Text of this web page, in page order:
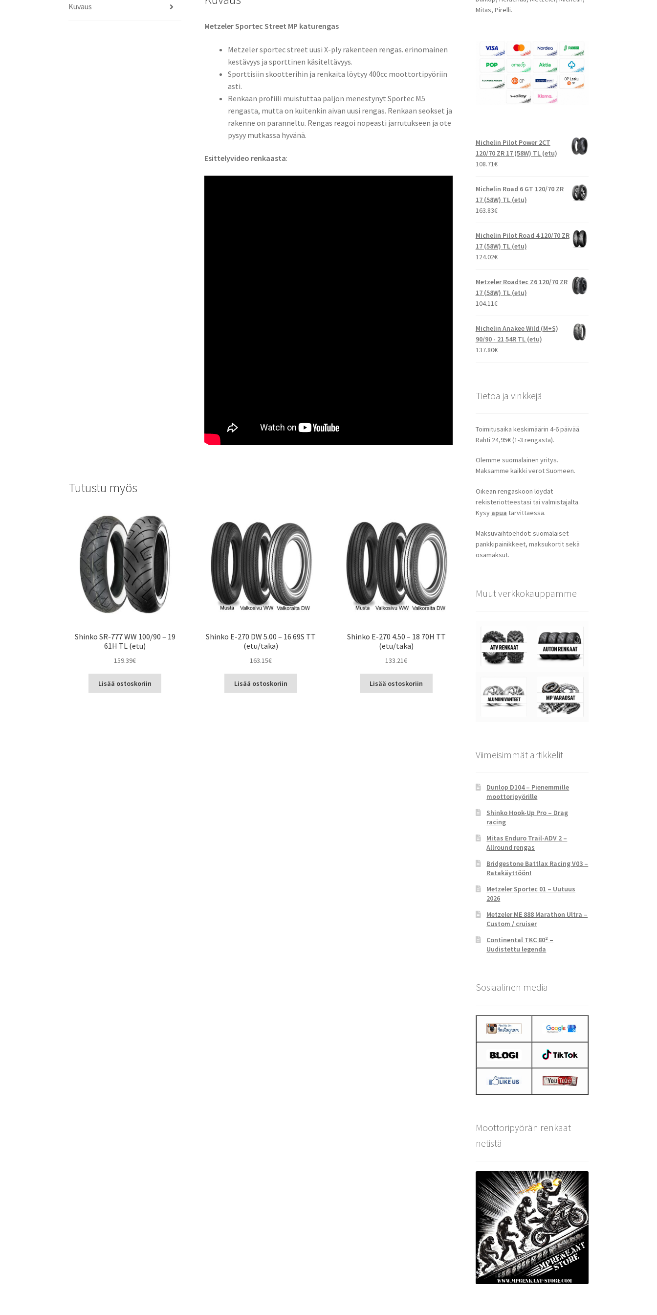
Kuvaus
Metzeler Sportec Street MP katurengas
Metzeler sportec street uusi X-ply rakenteen rengas. erinomainen
kestävyys ja sporttinen käsiteltävyys.
Sporttisiin skootterihin ja renkaita löytyy 400cc moottortipyöriin
asti.
Renkaan profiili muistuttaa paljon menestynyt Sportec M5
rengasta, mutta on kuitenkin aivan uusi rengas. Renkaan seokset ja
rakenne on paranneltu. Rengas reagoi nopeasti jarrutukseen ja ote
pysyy mutkassa hyvänä.
Esittelyvideo renkaasta:
Tutustu myös
Shinko SR-777 WW 100/90 – 19
61H TL (etu)
159.39€
Lisää ostoskoriin
Shinko E-270 DW 5.00 – 16 69S TT
(etu/taka)
163.15€
Lisää ostoskoriin
Shinko E-270 4.50 – 18 70H TT
(etu/taka)
133.21€
Lisää ostoskoriin
Mitas, Pirelli.
Michelin Pilot Power 2CT
120/70 ZR 17 (58W) TL (etu)
108.71€
Michelin Road 6 GT 120/70 ZR
17 (58W) TL (etu)
163.83€
Michelin Pilot Road 4 120/70 ZR
17 (58W) TL (etu)
124.02€
Metzeler Roadtec Z6 120/70 ZR
17 (58W) TL (etu)
104.11€
Michelin Anakee Wild (M+S)
90/90 - 21 54R TL (etu)
137.80€
Tietoa ja vinkkejä
Toimitusaika keskimäärin 4-6 päivää.
Rahti 24,95€ (1-3 rengasta).
Olemme suomalainen yritys.
Maksamme kaikki verot Suomeen.
Oikean rengaskoon löydät
rekisteriotteestasi tai valmistajalta.
Kysy apua tarvittaessa.
Maksuvaihtoehdot: suomalaiset
pankkipainikkeet, maksukortit sekä
osamaksut.
Muut verkkokauppamme
Viimeisimmät artikkelit
Dunlop D104 – Pienemmille
moottoripyörille
Shinko Hook-Up Pro – Drag
racing
Mitas Enduro Trail-ADV 2 –
Allround rengas
Bridgestone Battlax Racing V03 –
Ratakäyttöön!
Metzeler Sportec 01 – Uutuus
2026
Metzeler ME 888 Marathon Ultra –
Custom / cruiser
Continental TKC 80² –
Uudistettu legenda
Sosiaalinen media
Moottoripyörän renkaat
netistä